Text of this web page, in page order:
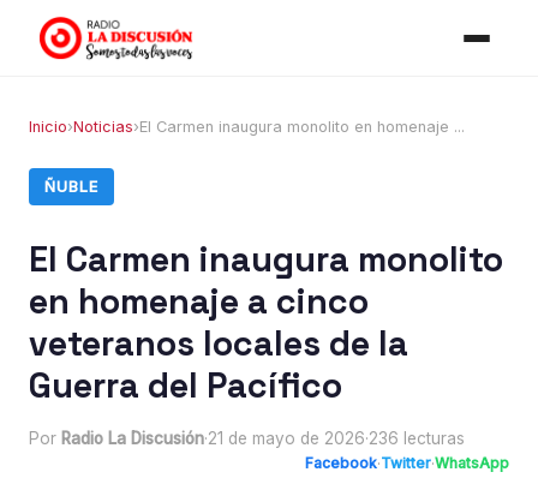
Inicio›Noticias›El Carmen inaugura monolito en homenaje ...
ÑUBLE
El Carmen inaugura monolito
en homenaje a cinco
veteranos locales de la
Guerra del Pacífico
Por Radio La Discusión·21 de mayo de 2026·236 lecturas
Facebook·Twitter·WhatsApp